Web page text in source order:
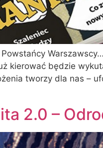
kierować będzie
tworzy dla nas –
2.0 –